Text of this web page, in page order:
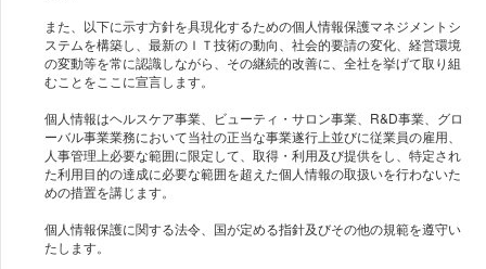
また、以下に示す方針を具現化するための個人情報保護マネジメントシ
ステムを構築し、最新のＩＴ技術の動向、社会的要請の変化、経営環境
の変動等を常に認識しながら、その継続的改善に、全社を挙げて取り組
むことをここに宣言します。
個人情報はヘルスケア事業、ビューティ・サロン事業、R&D事業、グロ
ーバル事業業務において当社の正当な事業遂行上並びに従業員の雇用、
人事管理上必要な範囲に限定して、取得・利用及び提供をし、特定され
た利用目的の達成に必要な範囲を超えた個人情報の取扱いを行わないた
めの措置を講じます。
個人情報保護に関する法令、国が定める指針及びその他の規範を遵守い
たします。